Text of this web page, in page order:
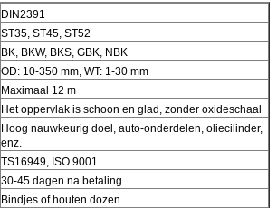
DIN2391
ST35, ST45, ST52
BK, BKW, BKS, GBK, NBK
OD: 10-350 mm, WT: 1-30 mm
Maximaal 12 m
Het oppervlak is schoon en glad, zonder oxideschaal
Hoog nauwkeurig doel, auto-onderdelen, oliecilinder,
enz.
TS16949, ISO 9001
30-45 dagen na betaling
Bindjes of houten dozen